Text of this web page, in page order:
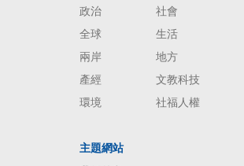
政治
社會
全球
生活
兩岸
地方
產經
文教科技
環境
社福人權
主題網站